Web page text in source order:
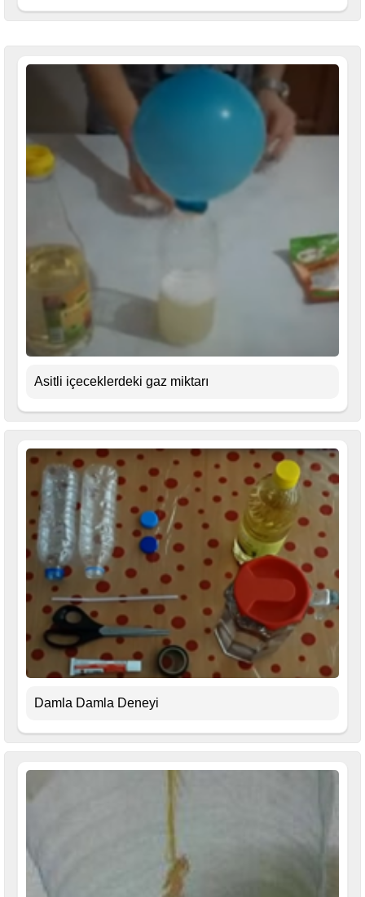
Asitli içeceklerdeki gaz miktarı
Damla Damla Deneyi